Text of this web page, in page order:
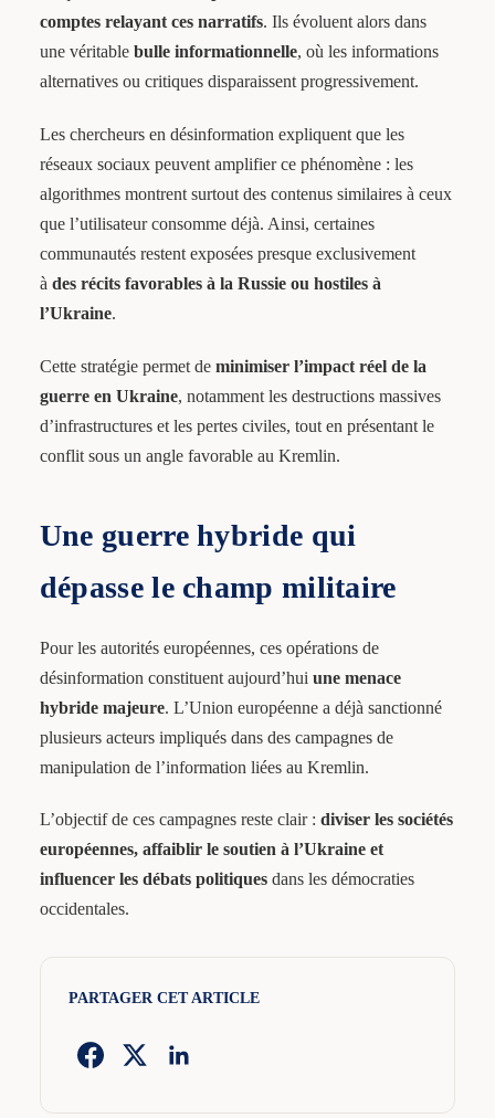
comptes relayant ces narratifs. Ils évoluent alors dans
une véritable bulle informationnelle, où les informations
alternatives ou critiques disparaissent progressivement.
Les chercheurs en désinformation expliquent que les
réseaux sociaux peuvent amplifier ce phénomène : les
algorithmes montrent surtout des contenus similaires à ceux
que l’utilisateur consomme déjà. Ainsi, certaines
communautés restent exposées presque exclusivement
à des récits favorables à la Russie ou hostiles à
l’Ukraine.
Cette stratégie permet de minimiser l’impact réel de la
guerre en Ukraine, notamment les destructions massives
d’infrastructures et les pertes civiles, tout en présentant le
conflit sous un angle favorable au Kremlin.
Une guerre hybride qui
dépasse le champ militaire
Pour les autorités européennes, ces opérations de
désinformation constituent aujourd’hui une menace
hybride majeure. L’Union européenne a déjà sanctionné
plusieurs acteurs impliqués dans des campagnes de
manipulation de l’information liées au Kremlin.
L’objectif de ces campagnes reste clair : diviser les sociétés
européennes, affaiblir le soutien à l’Ukraine et
influencer les débats politiquesdans les démocraties
occidentales.
PARTAGER CET ARTICLE